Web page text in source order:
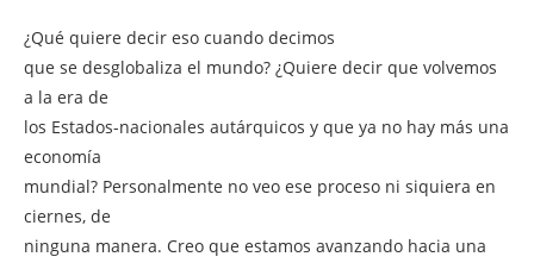
¿Qué quiere decir eso cuando decimos
que se desglobaliza el mundo? ¿Quiere decir que volvemos
a la era de
los Estados-nacionales autárquicos y que ya no hay más una
economía
mundial? Personalmente no veo ese proceso ni siquiera en
ciernes, de
ninguna manera. Creo que estamos avanzando hacia una